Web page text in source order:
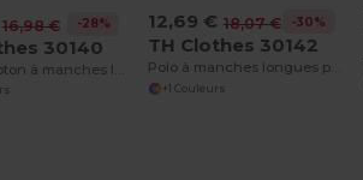
16,98 € -28%
30140
12,69 € 18,07 € -30%
TH Clothes 30142
Polo à manches longues pour homme
+1 Couleurs